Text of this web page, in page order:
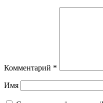
Комментарий *
Имя